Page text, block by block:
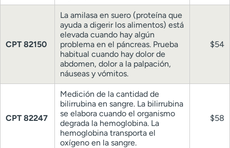
CPT 82150
La amilasa en suero (proteína que
ayuda a digerir los alimentos) está
elevada cuando hay algún
problema en el páncreas. Prueba
habitual cuando hay dolor de
abdomen, dolor a la palpación,
náuseas y vómitos.
$54
CPT 82247
Medición de la cantidad de
bilirrubina en sangre. La bilirrubina
se elabora cuando el organismo
degrada la hemoglobina. La
hemoglobina transporta el
oxígeno en la sangre.
$58